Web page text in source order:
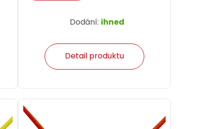
Dodání: ihned
Detail produktu